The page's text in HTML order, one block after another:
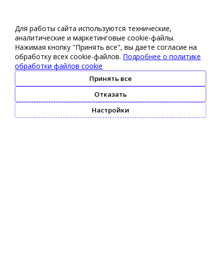
Для работы сайта используются технические,
аналитические и маркетинговые сооkіе-файлы.
Нажимая кнопку "Принять все", вы даете согласие на
обработку всех cookie-файлов. Подробнее о политике
обработки файлов cookie
Принять все
Отказать
Настройки